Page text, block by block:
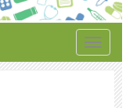
Toggle